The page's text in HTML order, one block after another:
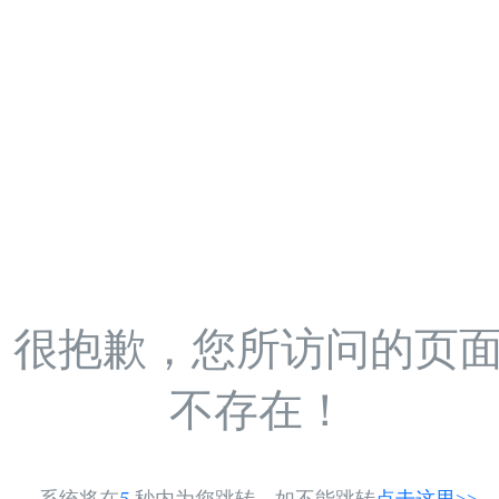
很抱歉，您所访问的页
不存在！